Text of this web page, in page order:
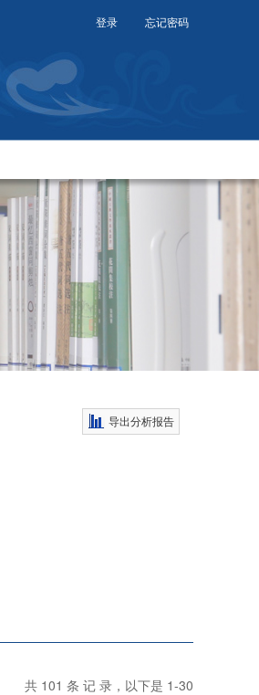
登录 忘记密码
导出分析报告
共 101 条 记 录，以下是 1-30